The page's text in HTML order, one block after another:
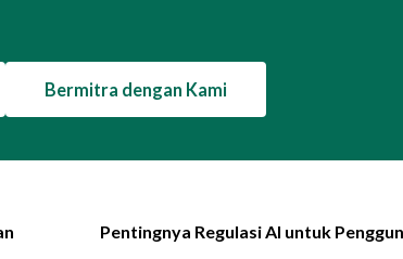
Bermitra dengan Kami
Pentingnya Regulasi AI untuk